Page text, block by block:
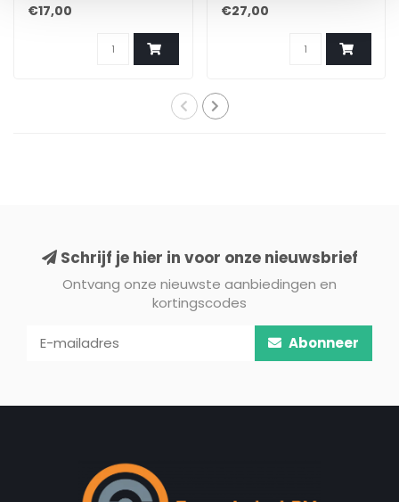
€17,00 €27,00
Schrijf je hier in voor onze nieuwsbrief
Ontvang onze nieuwste aanbiedingen en
kortingscodes
Abonneer